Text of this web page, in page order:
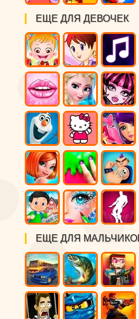
ЕЩЕ ДЛЯ ДЕВОЧЕК
ЕЩЕ ДЛЯ